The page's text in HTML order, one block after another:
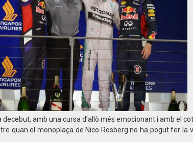
amb una cursa d’allò més emocionant i amb el
quan el monoplaça de Nico Rosberg no ha pogut fer la